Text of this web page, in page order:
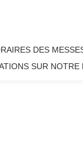
DES
SUR NOTRE